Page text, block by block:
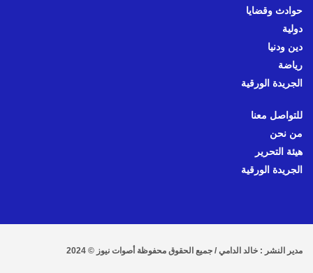
حوادث وقضايا
دولية
دين ودنيا
رياضة
الجريدة الورقية
للتواصل معنا
من نحن
هيئة التحرير
الجريدة الورقية
مدير النشر : خالد الدامي / جميع الحقوق محفوظة أصوات نيوز © 2024